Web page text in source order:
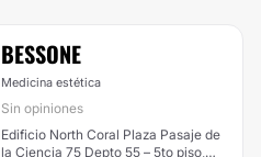
BESSONE
Medicina estética
Sin opiniones
Edificio North Coral Plaza Pasaje de
la Ciencia 75 Depto 55 – 5to piso,